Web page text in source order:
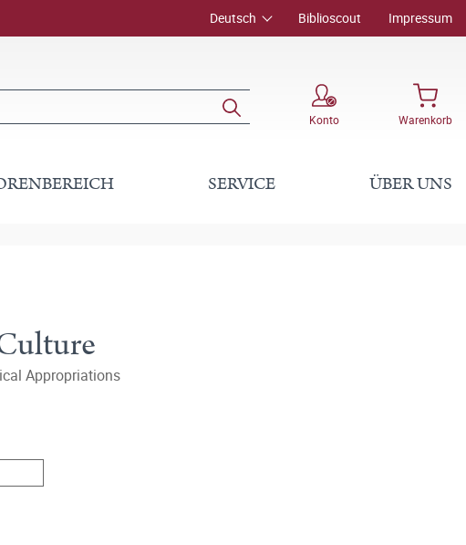
Deutsch Biblioscout Impressum
Konto Warenkorb
SERVICE ÜBER UNS
Appropriations